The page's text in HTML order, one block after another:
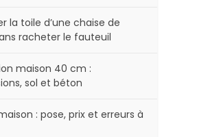
la toile d’une chaise de
racheter le fauteuil
maison 40 cm :
sol et béton
: pose, prix et erreurs à